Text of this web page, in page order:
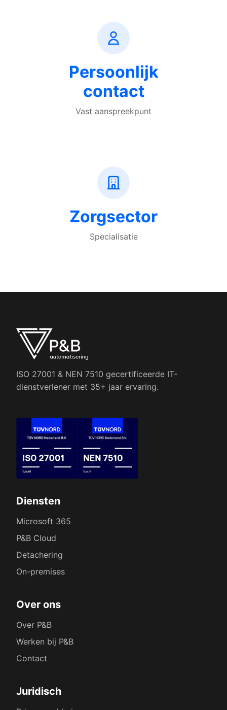
Persoonlijk
contact
Vast aanspreekpunt
Zorgsector
Specialisatie
ISO 27001 & NEN 7510 gecertificeerde IT-
dienstverlener met 35+ jaar ervaring.
Diensten
Microsoft 365
P&B Cloud
Detachering
On-premises
Over ons
Over P&B
Werken bij P&B
Contact
Juridisch